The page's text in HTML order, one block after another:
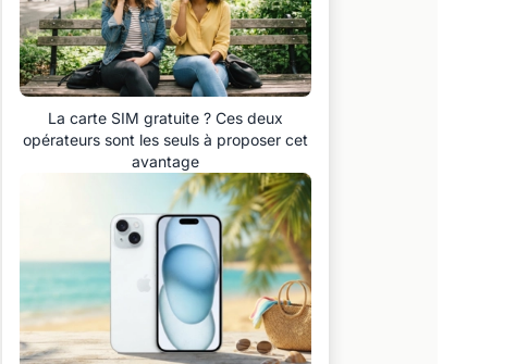
La carte SIM gratuite ? Ces deux
opérateurs sont les seuls à proposer cet
avantage